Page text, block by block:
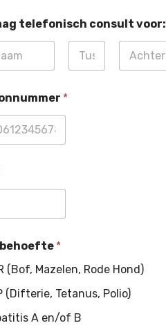
telefonisch consult voor:
*
*
(Bof, Mazelen, Rode Hond)
(Difterie, Tetanus, Polio)
A en/of B